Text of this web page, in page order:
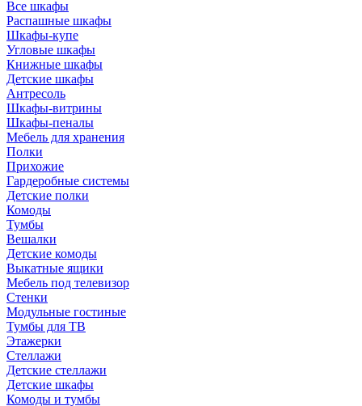
Все шкафы
Распашные шкафы
Шкафы-купе
Угловые шкафы
Книжные шкафы
Детские шкафы
Антресоль
Шкафы-витрины
Шкафы-пеналы
Мебель для хранения
Полки
Прихожие
Гардеробные системы
Детские полки
Комоды
Тумбы
Вешалки
Детские комоды
Выкатные ящики
Мебель под телевизор
Стенки
Модульные гостиные
Тумбы для ТВ
Этажерки
Стеллажи
Детские стеллажи
Детские шкафы
Комоды и тумбы